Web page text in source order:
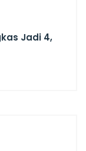
Jadi 4,